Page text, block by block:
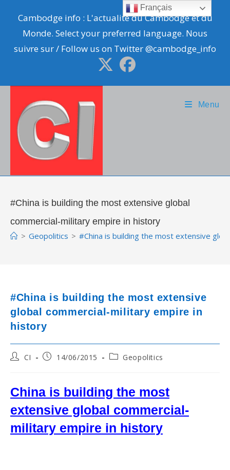
content
Cambodge info : L'actualité du Cambodge et du
Monde. Select your preferred language. Nous
suivre sur / Follow us on Twitter @cambodge_info
Menu
#China is building the most extensive global
commercial-military empire in history
> Geopolitics > #China is building the most extensive
#China is building the most extensive
global commercial-military empire in
history
PostCI
Post14/06/2015
PostGeopolitics
China is building the most
extensive global commercial-
military empire in history
Français